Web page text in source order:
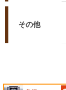
その他